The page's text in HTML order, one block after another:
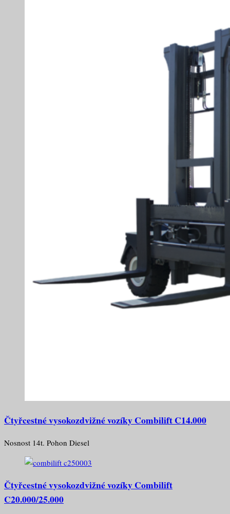
Čtyřcestné vysokozdvižné vozíky Combilift C14.000
Nosnost 14t. Pohon Diesel
Čtyřcestné vysokozdvižné vozíky Combilift
C20.000/25.000